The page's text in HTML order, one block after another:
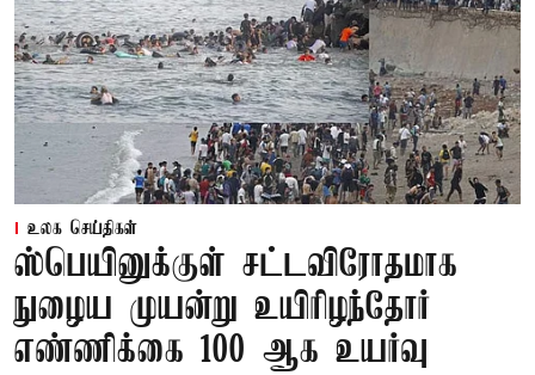
உலக செய்திகள்
ஸ்பெயினுக்குள் சட்டவிரோதமாக
நுழைய முயன்று உயிரிழந்தோர்
எண்ணிக்கை 100 ஆக உயர்வு